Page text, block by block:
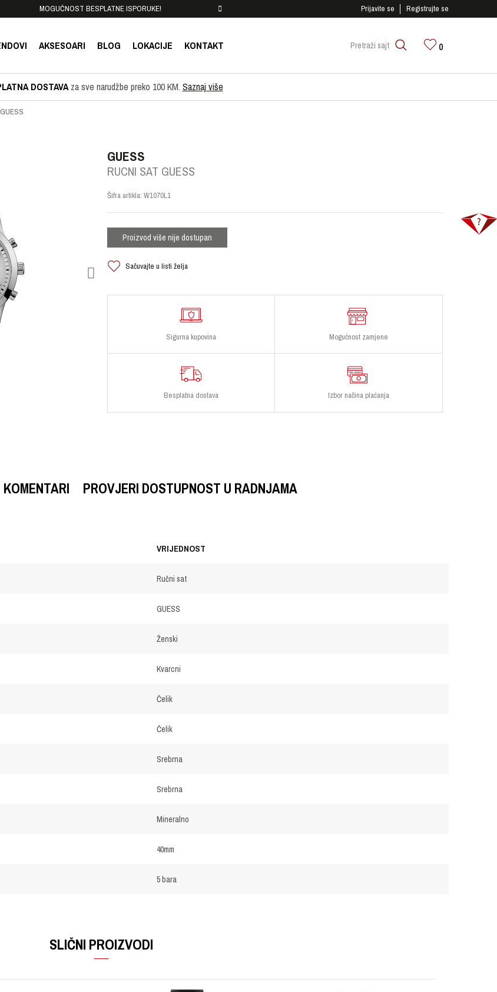
MOGUĆNOST BESPLATNE ISPORUKE! SIGURNO PLAĆANJE PLATNIM KARTICAMA!
Prijavite se Registrujte se
AKSESOARI BLOG LOKACIJE KONTAKT Pretraži sajt 0
DOSTAVAza sve narudžbe preko 100 KM. Saznaj više
GUESS
RUCNI SAT GUESS
Šifra artikla: W1070L1
Proizvod više nije dostupan
Sačuvajte u listi želja
Sigurna kupovina Mogućnost zamjene
Besplatna dostava Izbor načina plaćanja
KOMENTARI PROVJERI DOSTUPNOST U RADNJAMA
VRIJEDNOST
Ručni sat
GUESS
Ženski
Kvarcni
Čelik
Čelik
Srebrna
Srebrna
Mineralno
40mm
5 bara
SLIČNI PROIZVODI